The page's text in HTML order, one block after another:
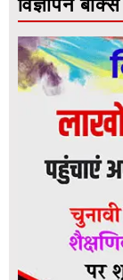
विज्ञापन बॉक्स